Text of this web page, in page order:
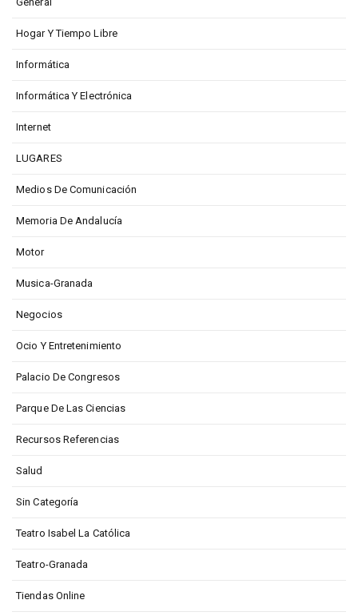
Hogar Y Tiempo Libre
Informática
Informática Y Electrónica
Internet
LUGARES
Medios De Comunicación
Memoria De Andalucía
Motor
Musica-Granada
Negocios
Ocio Y Entretenimiento
Palacio De Congresos
Parque De Las Ciencias
Recursos Referencias
Salud
Sin Categoría
Teatro Isabel La Católica
Teatro-Granada
Tiendas Online